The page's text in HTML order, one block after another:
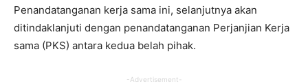
Penandatanganan kerja sama ini, selanjutnya akan
ditindaklanjuti dengan penandatanganan Perjanjian Kerja
sama (PKS) antara kedua belah pihak.
-Advertisement-